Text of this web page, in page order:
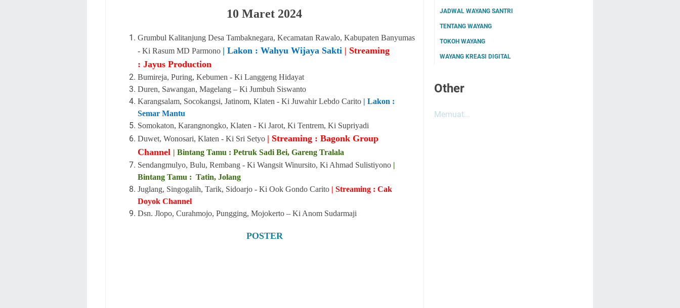
10 Maret 2024
Grumbul Kalitanjung Desa Tambaknegara, Kecamatan Rawalo, Kabupaten Banyumas
- Ki Rasum MD Parmono | Lakon : Wahyu Wijaya Sakti | Streaming
: Jayus Production
Bumireja, Puring, Kebumen - Ki Langgeng Hidayat
Duren, Sawangan, Magelang – Ki Jumbuh Siswanto
Karangsalam, Socokangsi, Jatinom, Klaten - Ki Juwahir Lebdo Carito | Lakon :
Semar Mantu
Somokaton, Karangnongko, Klaten - Ki Jarot, Ki Tentrem, Ki Supriyadi
Duwet, Wonosari, Klaten - Ki Sri Setyo | Streaming : Bagonk Group
Channel | Bintang Tamu : Petruk Sadi Bei, Gareng Tralala
Sendangmulyo, Bulu, Rembang - Ki Wangsit Winursito, Ki Ahmad Sulistiyono |
Bintang Tamu : Tatin, Jolang
Juglang, Singogalih, Tarik, Sidoarjo - Ki Ook Gondo Carito | Streaming : Cak
Doyok Channel
Dsn. Jlopo, Curahmojo, Pungging, Mojokerto – Ki Anom Sudarmaji
POSTER
JADWAL WAYANG SANTRI
TENTANG WAYANG
TOKOH WAYANG
WAYANG KREASI DIGITAL
Other
Memuat...